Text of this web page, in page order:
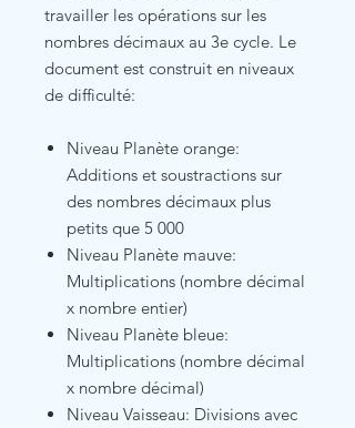
travailler les opérations sur les
nombres décimaux au 3e cycle. Le
document est construit en niveaux
de difficulté:
Niveau Planète orange:
Additions et soustractions sur
des nombres décimaux plus
petits que 5 000
Niveau Planète mauve:
Multiplications (nombre décimal
x nombre entier)
Niveau Planète bleue:
Multiplications (nombre décimal
x nombre décimal)
Niveau Vaisseau: Divisions avec